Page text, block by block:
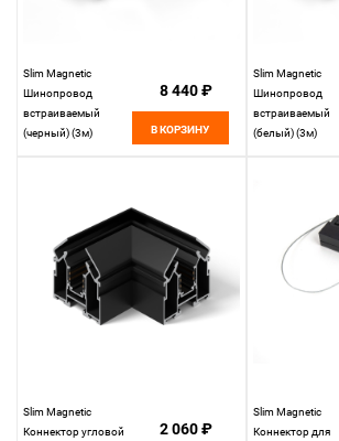
Slim Magnetic
Шинопровод
встраиваемый
(черный) (3м)
8 440 ₽
В КОРЗИНУ
Slim Magnetic
Шинопровод
встраиваемый
(белый) (3м)
Slim Magnetic
Коннектор угловой
2 060 ₽
Slim Magnetic
Коннектор для